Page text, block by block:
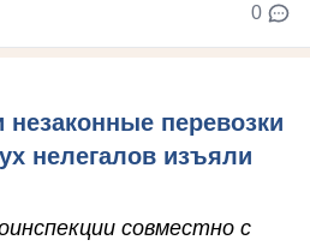
0
перевозки
нелегалов изъяли
совместно с